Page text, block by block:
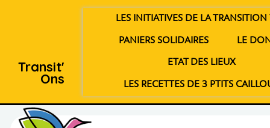
Transit'
Ons
LES INITIATIVES DE LA TRANSITION
PANIERS SOLIDAIRES LE
ETAT DES LIEUX
LES RECETTES DE 3 PTITS